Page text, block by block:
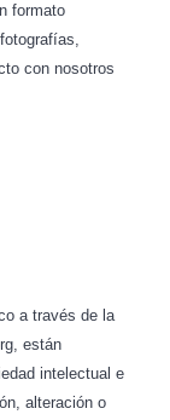
formato
con nosotros
a través de la
están
intelectual e
alteración o